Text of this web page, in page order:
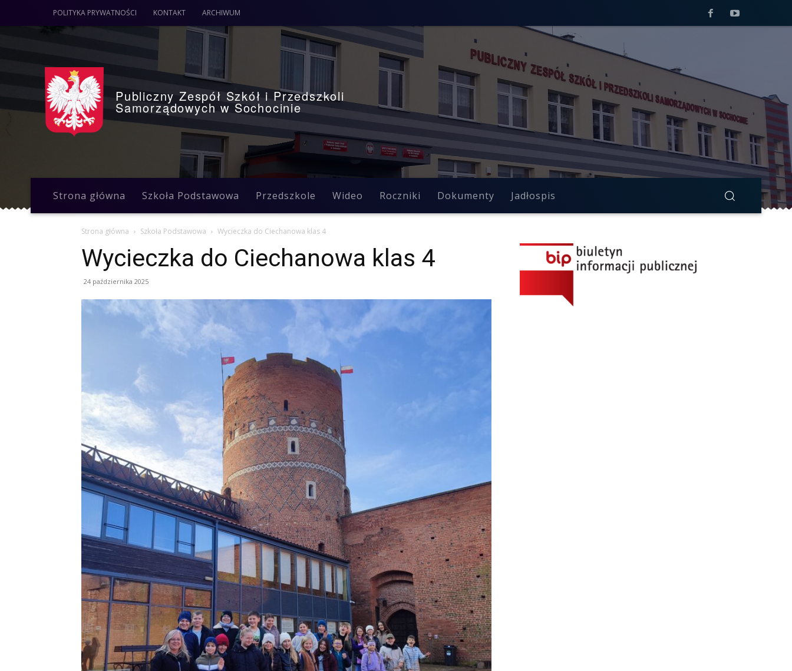
POLITYKA PRYWATNOŚCI KONTAKT ARCHIWUM
Publiczny Zespół Szkół i Przedszkoli
Samorządowych w Sochocinie
Strona główna Szkoła Podstawowa Przedszkole Wideo Roczniki Dokumenty Jadłospis
Strona główna Szkoła Podstawowa Wycieczka do Ciechanowa klas 4
Wycieczka do Ciechanowa klas 4
24 października 2025